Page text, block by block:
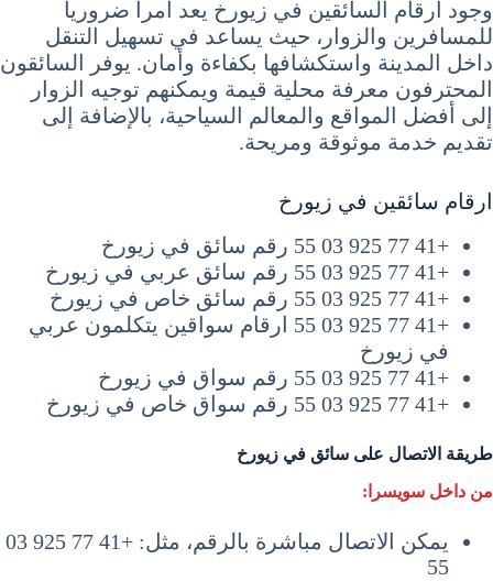
وجود أرقام السائقين في زيورخ يعد أمراً ضرورياً
للمسافرين والزوار، حيث يساعد في تسهيل التنقل
داخل المدينة واستكشافها بكفاءة وأمان. يوفر السائقون
المحترفون معرفة محلية قيمة ويمكنهم توجيه الزوار
إلى أفضل المواقع والمعالم السياحية، بالإضافة إلى
تقديم خدمة موثوقة ومريحة.
ارقام سائقين في زيورخ
+41 77 925 03 55 رقم سائق في زيورخ
+41 77 925 03 55 رقم سائق عربي في زيورخ
+41 77 925 03 55 رقم سائق خاص في زيورخ
+41 77 925 03 55 ارقام سواقين يتكلمون عربي
في زيورخ
+41 77 925 03 55 رقم سواق في زيورخ
+41 77 925 03 55 رقم سواق خاص في زيورخ
طريقة الاتصال على سائق في زيورخ
من داخل سويسرا:
يمكن الاتصال مباشرة بالرقم، مثل: +41 77 925 03
55